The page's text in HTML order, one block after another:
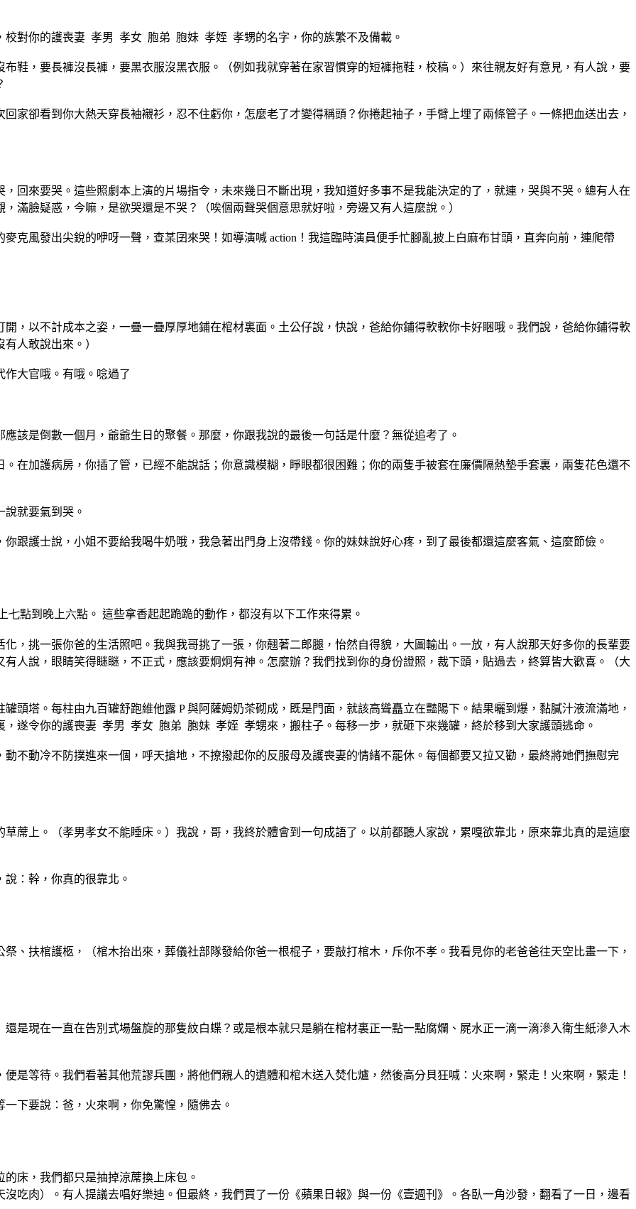
校對你的護喪妻 孝男 孝女 胞弟 胞妹 孝姪 孝甥的名字，你的族繁不及備載。
布鞋，要長褲沒長褲，要黑衣服沒黑衣服。（例如我就穿著在家習慣穿的短褲拖鞋，校稿。）來往親友好有意見， 有人說，要
回家卻看到你大熱天穿長袖襯衫，忍不住虧你，怎麼老了才變得稱頭？你捲起袖子，手臂上埋了兩條管子。一條把血送出去，
，回來要哭。這些照劇本 上演的片場指令，未來幾日不斷出現，我知道好多事不是我能決定的了，就連，哭與不哭 。總有人在
滿臉疑惑， 今嘛，是欲哭還是不哭？（唉個兩聲哭個意思就好啦，旁邊又有人這麼說。）
麥克風發出尖銳的咿呀一聲，查某囝來哭！如導演喊 action ！我這臨時演員便手忙腳亂披上白麻布甘頭，直奔向前， 連爬帶
開，以不計成本之姿，一疊一疊厚厚地鋪在棺材裏面。土公仔說，快說，爸給你鋪得軟軟你卡好睏哦。我們說，爸給你鋪得軟
有人敢說出來 。）
大官哦。有哦。唸過了
應該是倒數一個月，爺爺生日的聚餐。那麼，你跟我說的最後一句話是什麼？無從追考了。
。在加護病房，你插了管 ，已經不能說話；你意識模糊，睜眼都很困難；你的兩隻手被套在廉價隔熱墊手套裏，兩隻花色還不
就要氣到哭。
你跟護士說，小姐不要給我喝牛奶哦，我急著出門身上沒帶錢。你的妹妹說好心疼，到了最後都還這麼客氣、這麼節儉。
七點到晚上六點。 這些拿香起起跪跪的動作，都沒有以下工作來得累。
化，挑一張你爸的生活照吧。我與我哥挑了一張，你翹著二郎腿，怡然自得貌，大圖輸出。一放，有人說那天好多你的長輩要
有人說，眼睛笑得瞇瞇，不正式，應該要炯炯有神。怎麼辦？我們找到你的身份證照，裁下頭，貼過去 ，終算皆大歡喜。（大
罐頭塔。每柱由九百罐舒跑維他露 P與阿薩姆奶茶砌成，既是門面，就該高聳矗立在豔陽下。結果曬到爆，黏膩汁液流滿地，
，遂令你的護喪妻 孝男 孝女 胞弟 胞妹 孝姪 孝甥來，搬柱子。每移一步，就砸下來幾罐，終於移到 大家護頭逃命。
動不動冷不防撲進來一個 ，呼天搶地，不撩撥起你的反服母及護喪妻的情緒不罷休。每個都要又拉又勸，最終將她們撫慰完
草蓆上。（孝男孝女不能睡床。）我說，哥，我終於體會到一句成語了。以前都聽人家說，累嘎欲靠北，原來靠北真的是這麼
：幹，你真的很靠北。
祭、扶棺護柩，（棺木抬出來，葬儀社部隊發給你爸一根棍子，要敲打棺木，斥你不孝。我看見你的老爸爸往天空 比畫一下，
還是現在一直在告別式場盤旋的那隻紋白蝶？或是根本就只是躺在棺材裏正一點一點腐爛、屍水正一滴一滴滲入衛生紙滲入木
便是等待。我們看著其他荒謬兵團，將他們親人的遺體和棺木送入焚化爐，然後高分貝狂喊：火來啊，緊走！火來啊，緊走！
下要說：爸，火來啊， 你免驚惶，隨佛去。
的床，我們都只是抽掉涼蓆換上床包。
沒吃肉）。有人提議去唱好樂迪。但最終，我們買了一份《蘋果日報》與一份《壹週刊》。各臥一角沙發，翻看了一日，邊看